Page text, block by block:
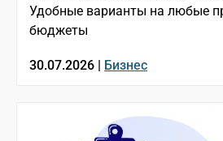
Удобные варианты на любые
бюджеты
30.07.2026 | Бизнес